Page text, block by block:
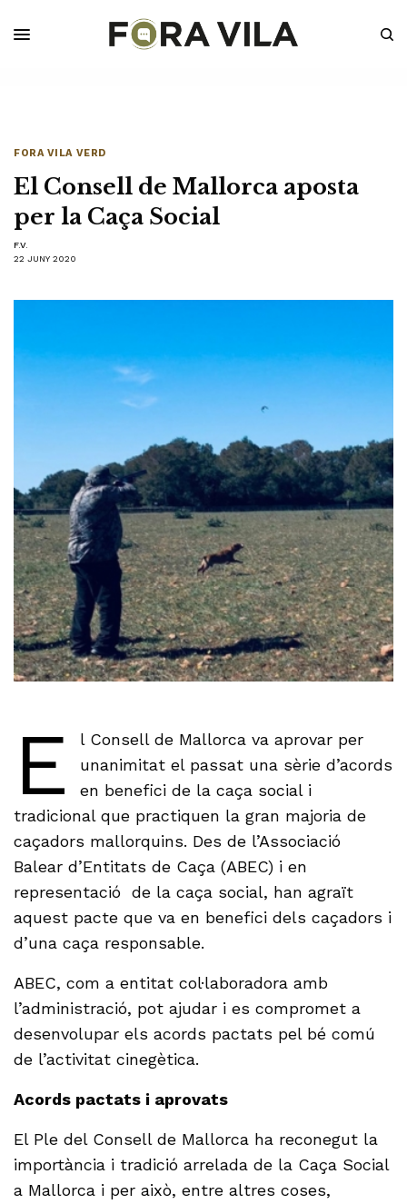
FORA VILA VERD
El Consell de Mallorca aposta
per la Caça Social
F.V.
22 JUNY 2020
E
l Consell de Mallorca va aprovar per
unanimitat el passat una sèrie d’acords
en benefici de la caça social i
tradicional que practiquen la gran majoria de
caçadors mallorquins. Des de l’Associació
Balear d’Entitats de Caça (ABEC) i en
representació de la caça social, han agraït
aquest pacte que va en benefici dels caçadors i
d’una caça responsable.
ABEC, com a entitat col·laboradora amb
l’administració, pot ajudar i es compromet a
desenvolupar els acords pactats pel bé comú
de l’activitat cinegètica.
Acords pactats i aprovats
El Ple del Consell de Mallorca ha reconegut la
importància i tradició arrelada de la Caça Social
a Mallorca i per això, entre altres coses,